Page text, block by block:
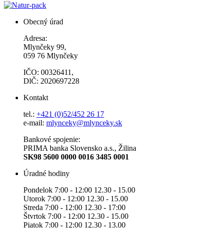
Obecný úrad
Adresa:
Mlynčeky 99,
059 76 Mlynčeky
IČO: 00326411,
DlČ: 2020697228
Kontakt
tel.: +421 (0)52/452 26 17
e-mail: mlynceky@mlynceky.sk
Bankové spojenie:
PRIMA banka Slovensko a.s., Žilina
SK98 5600 0000 0016 3485 0001
Úradné hodiny
Pondelok 7:00 - 12:00 12.30 - 15.00
Utorok 7:00 - 12:00 12.30 - 15.00
Streda 7:00 - 12:00 12.30 - 17:00
Štvrtok 7:00 - 12:00 12.30 - 15.00
Piatok 7:00 - 12:00 12.30 - 13.00